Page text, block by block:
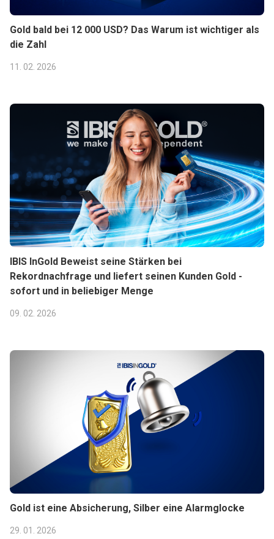
Gold bald bei 12 000 USD? Das Warum ist wichtiger als
die Zahl
11. 02. 2026
IBIS InGold Beweist seine Stärken bei
Rekordnachfrage und liefert seinen Kunden Gold -
sofort und in beliebiger Menge
09. 02. 2026
Gold ist eine Absicherung, Silber eine Alarmglocke
29. 01. 2026